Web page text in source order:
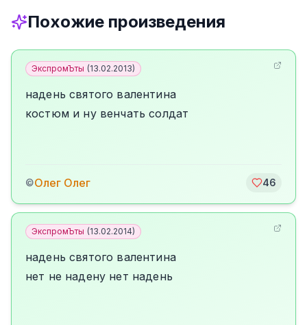
Похожие произведения
ЭкспромЪты (13.02.2013)
надень святого валентина
костюм и ну венчать солдат
©Олег Олег 46
ЭкспромЪты (13.02.2014)
надень святого валентина
нет не надену нет надень